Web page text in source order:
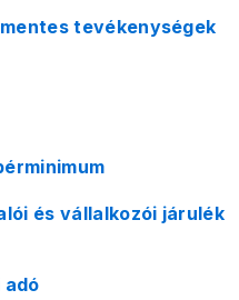
tevékenységek
és vállalkozói járulék
adó